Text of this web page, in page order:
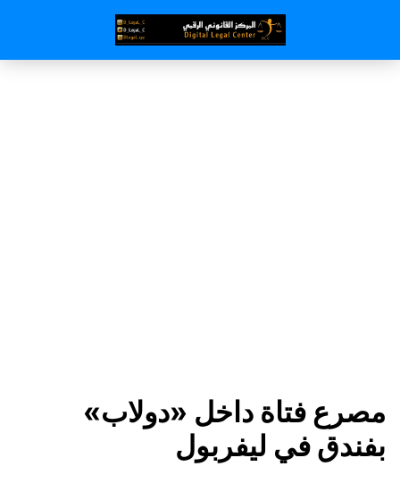
مصرع فتاة داخل «دولاب»
بفندق في ليفربول